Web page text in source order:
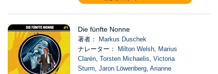
Die fünfte Nonne
著者：
Markus Duschek
ナレーター：
Milton Welsh, Marius
Clarén, Torsten Michaelis, Victoria
Sturm, Jaron Löwenberg, Arianne